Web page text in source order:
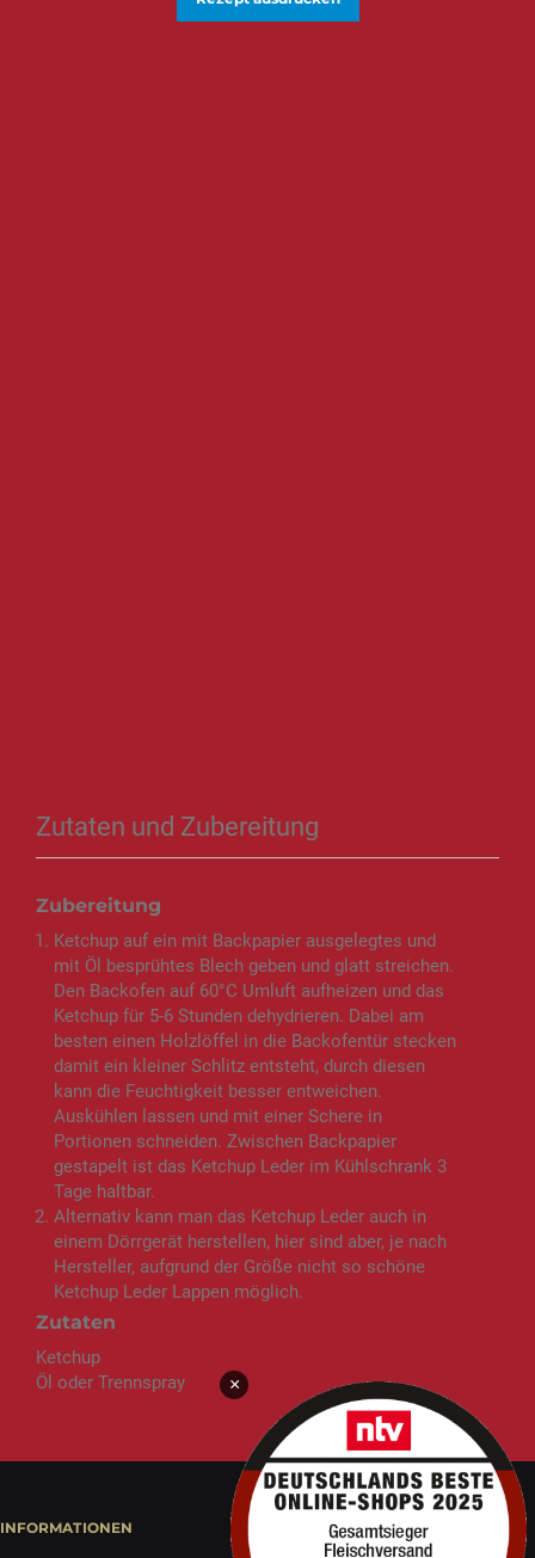
Zutaten und Zubereitung
Zutaten
Ketchup
Öl oder Trennspray
Zubereitung
Ketchup auf ein mit Backpapier ausgelegtes und
mit Öl besprühtes Blech geben und glatt streichen.
Den Backofen auf 60°C Umluft aufheizen und das
Ketchup für 5-6 Stunden dehydrieren. Dabei am
besten einen Holzlöffel in die Backofentür stecken
damit ein kleiner Schlitz entsteht, durch diesen
kann die Feuchtigkeit besser entweichen.
Auskühlen lassen und mit einer Schere in
Portionen schneiden. Zwischen Backpapier
gestapelt ist das Ketchup Leder im Kühlschrank 3
Tage haltbar.
Alternativ kann man das Ketchup Leder auch in
einem Dörrgerät herstellen, hier sind aber, je nach
Hersteller, aufgrund der Größe nicht so schöne
Ketchup Leder Lappen möglich.
INFORMATIONEN
×